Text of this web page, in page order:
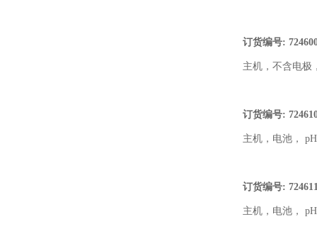
订货编号:
主机，不含电极
订货编号:
主机，电池，
订货编号:
主机，电池，